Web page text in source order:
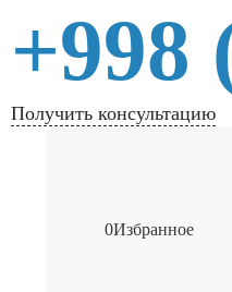
+998
Получить консультацию
0Избранное